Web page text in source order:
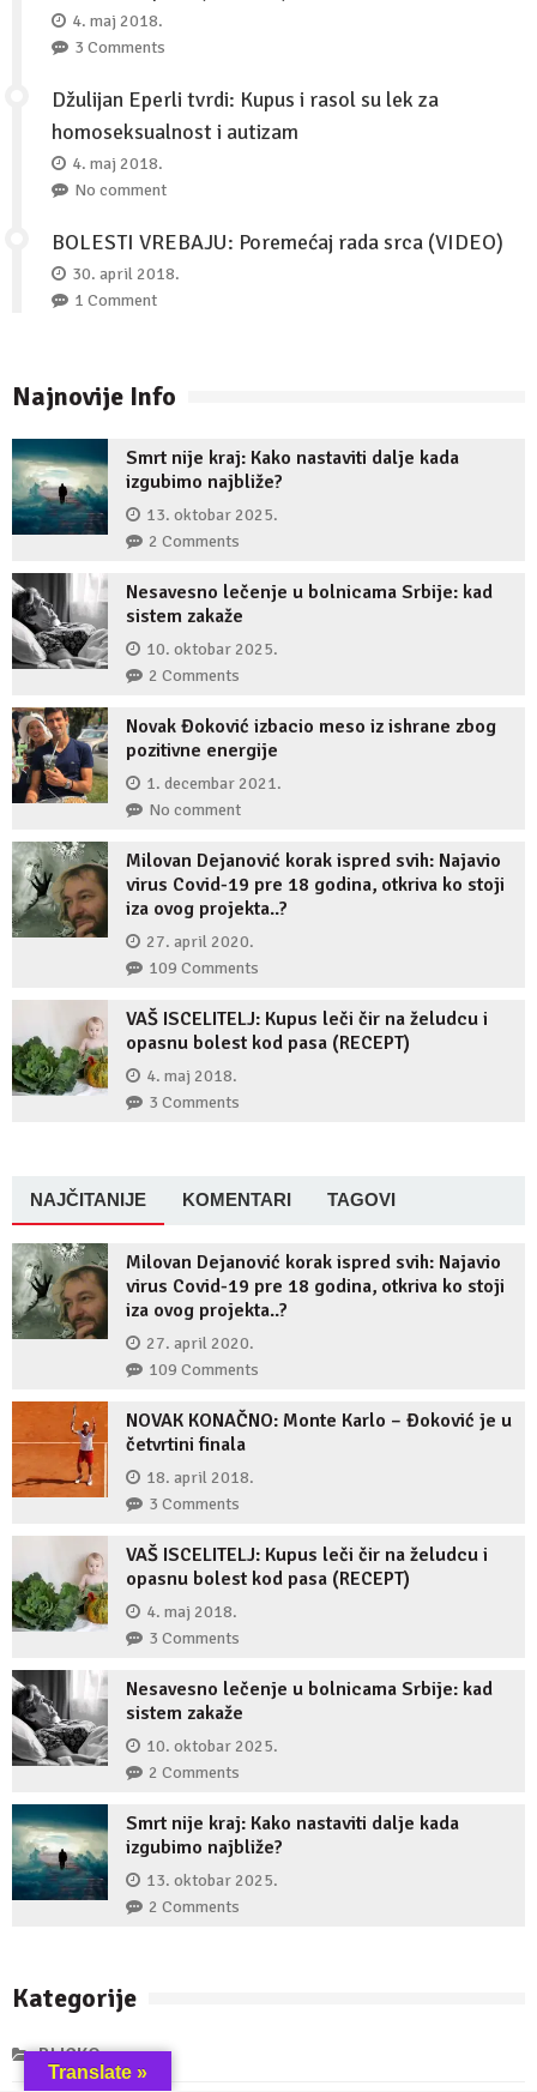
4. maj 2018.
3 Comments
Džulijan Eperli tvrdi: Kupus i rasol su lek za
homoseksualnost i autizam
4. maj 2018.
No comment
BOLESTI VREBAJU: Poremećaj rada srca (VIDEO)
30. april 2018.
1 Comment
Najnovije Info
Smrt nije kraj: Kako nastaviti dalje kada
izgubimo najbliže?
13. oktobar 2025.
2 Comments
Nesavesno lečenje u bolnicama Srbije: kad
sistem zakaže
10. oktobar 2025.
2 Comments
Novak Đoković izbacio meso iz ishrane zbog
pozitivne energije
1. decembar 2021.
No comment
Milovan Dejanović korak ispred svih: Najavio
virus Covid-19 pre 18 godina, otkriva ko stoji
iza ovog projekta..?
27. april 2020.
109 Comments
VAŠ ISCELITELJ: Kupus leči čir na želudcu i
opasnu bolest kod pasa (RECEPT)
4. maj 2018.
3 Comments
NAJČITANIJE KOMENTARI TAGOVI
Milovan Dejanović korak ispred svih: Najavio
virus Covid-19 pre 18 godina, otkriva ko stoji
iza ovog projekta..?
27. april 2020.
109 Comments
NOVAK KONAČNO: Monte Karlo – Đoković je u
četvrtini finala
18. april 2018.
3 Comments
VAŠ ISCELITELJ: Kupus leči čir na želudcu i
opasnu bolest kod pasa (RECEPT)
4. maj 2018.
3 Comments
Nesavesno lečenje u bolnicama Srbije: kad
sistem zakaže
10. oktobar 2025.
2 Comments
Smrt nije kraj: Kako nastaviti dalje kada
izgubimo najbliže?
13. oktobar 2025.
2 Comments
Kategorije
BLICKO
Translate »